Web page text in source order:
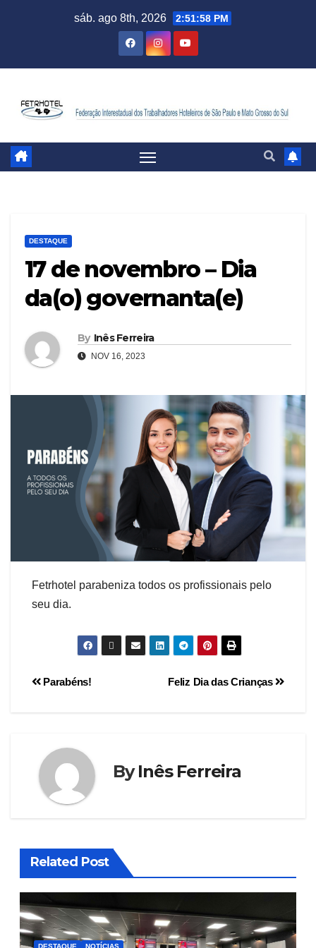
sáb. ago 8th, 2026 2:51:59 PM
DESTAQUE
17 de novembro – Dia
da(o) governanta(e)
By Inês Ferreira
NOV 16, 2023
Fetrhotel parabeniza todos os profissionais pelo
seu dia.
Feliz Dia das Crianças
Parabéns!
ByInês Ferreira
Related Post
DESTAQUE NOTÍCIAS